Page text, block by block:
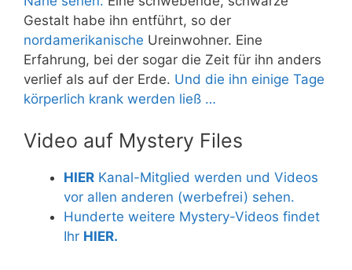
Gestalt habe ihn entführt, so der
nordamerikanische Ureinwohner. Eine
Erfahrung, bei der sogar die Zeit für ihn anders
verlief als auf der Erde. Und die ihn einige Tage
körperlich krank werden ließ …
Video auf Mystery Files
HIER Kanal-Mitglied werden und Videos
vor allen anderen (werbefrei) sehen.
Hunderte weitere Mystery-Videos findet
Ihr HIER.